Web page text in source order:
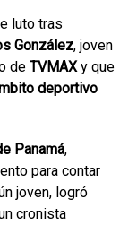
luto tras
González, joven
deTVMAXy que
deportivo
Panamá,
para contar
joven, logró
cronista